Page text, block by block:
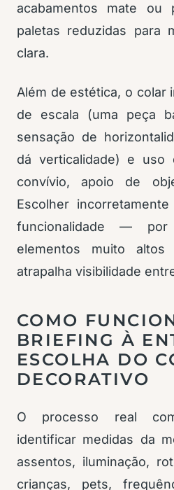
acabamentos mate ou
paletas reduzidas para
clara.
Além de estética, o colar
de escala (uma peça
sensação de
dá verticalidade) e uso
convívio, apoio de
Escolher
funcionalidade — por
elementos muito
atrapalha visibilidade
COMO
BRIEFING À
ESCOLHA DO
DECORATIVO
O processo real
identificar medidas da
assentos, iluminação,
crianças, pets,